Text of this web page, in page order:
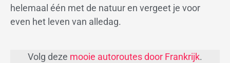
helemaal één met de natuur en vergeet je voor
even het leven van alledag.
Volg deze mooie autoroutes door Frankrijk.